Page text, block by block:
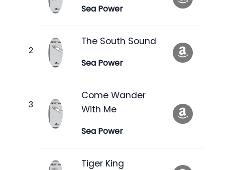
Sea Power
The South Sound
Sea Power
Come Wander
With Me
Sea Power
Tiger King